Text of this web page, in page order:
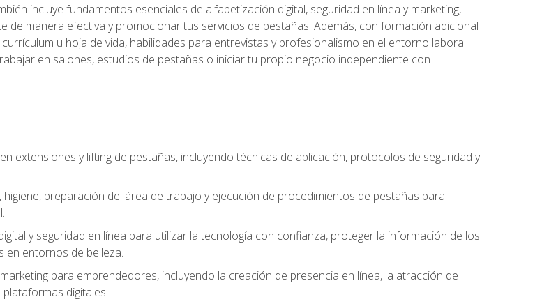
incluye fundamentos esenciales de alfabetización digital, seguridad en línea y marketing,
de manera efectiva y promocionar tus servicios de pestañas. Además, con formación adicional
u hoja de vida, habilidades para entrevistas y profesionalismo en el entorno laboral
en salones, estudios de pestañas o iniciar tu propio negocio independiente con
extensiones y lifting de pestañas, incluyendo técnicas de aplicación, protocolos de seguridad y
preparación del área de trabajo y ejecución de procedimientos de pestañas para
y seguridad en línea para utilizar la tecnología con confianza, proteger la información de los
en entornos de belleza.
para emprendedores, incluyendo la creación de presencia en línea, la atracción de
digitales.